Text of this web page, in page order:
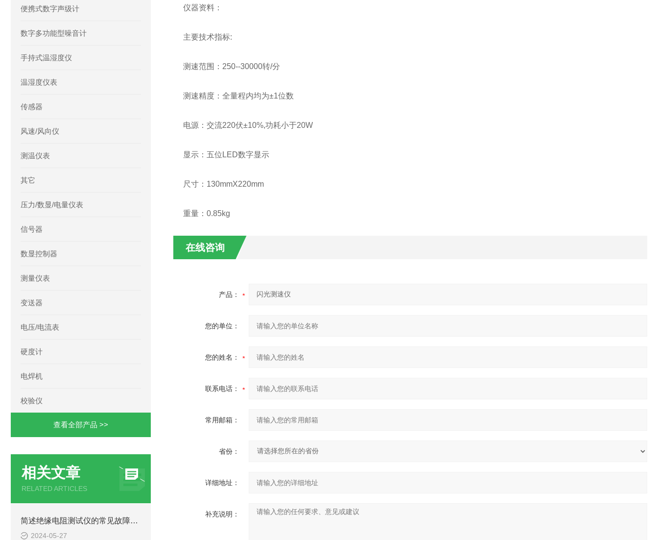
便携式数字声级计
数字多功能型噪音计
手持式温湿度仪
温湿度仪表
传感器
风速/风向仪
测温仪表
其它
压力/数显/电量仪表
信号器
数显控制器
测量仪表
变送器
电压/电流表
硬度计
电焊机
校验仪
查看全部产品 >>
相关文章
RELATED ARTICLES
简述绝缘电阻测试仪的常见故障相应解决方法
2024-05-27
仪器资料：
主要技术指标:
测速范围：250--30000转/分
测速精度：全量程内均为±1位数
电源：交流220伏±10%,功耗小于20W
显示：五位LED数字显示
尺寸：130mmX220mm
重量：0.85kg
在线咨询
产品：
您的单位：
您的姓名：
联系电话：
常用邮箱：
省份：
详细地址：
补充说明：